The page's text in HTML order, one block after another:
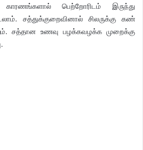
காரணங்களால் பெற்றோரிடம் இருந்து
சத்துக்குறைவினால் சிலருக்கு கண்
சத்தான உணவு பழக்கவழக்க முறைக்கு